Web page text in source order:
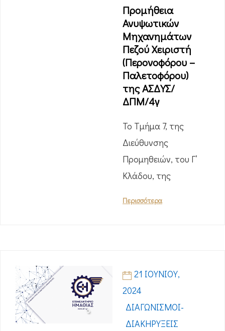
Προμήθεια
Ανυψωτικών
Μηχανημάτων
Πεζού Χειριστή
(Περονοφόρου –
Παλετοφόρου)
της ΑΣΔΥΣ/
ΔΠΜ/4γ
Το Τμήμα 7, της
Διεύθυνσης
Προμηθειών, του Γ’
Κλάδου, της
Περισσότερα
21 ΙΟΥΝΊΟΥ,
2024
ΔΙΑΓΩΝΙΣΜΟΊ-
ΔΙΑΚΗΡΎΞΕΙΣ